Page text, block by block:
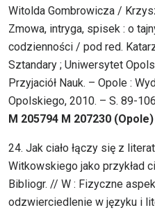
Witolda Gombrowicza /
Zmowa, intryga, spisek : o
codzienności / pod red.
Sztandary ; Uniwersytet
Przyjaciół Nauk. – Opole :
Opolskiego, 2010. – S. 89-106
M 205794 M 207230 (Opole)
24. Jak ciało łączy się z
Witkowskiego jako przykład
Bibliogr. // W : Fizyczne
odzwierciedlenie w języku i